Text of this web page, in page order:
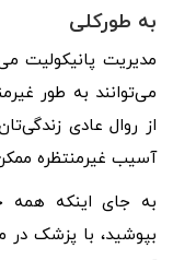
به طورکلی
مدیریت پانیکولیت
می‌توانند به طور
از روال عادی
آسیب غیرمنتظره
به جای اینکه همه
بپوشید، با پزشک در